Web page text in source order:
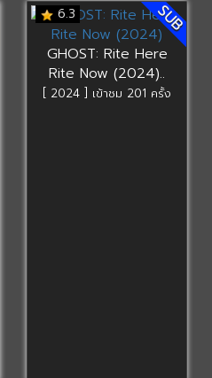
6.3 SUB
GHOST: Rite Here
Rite Now (2024)..
[ 2024 ] เข้าชม 201 ครั้ง